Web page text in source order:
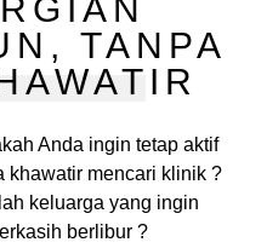
TANPA
Anda ingin tetap aktif
khawatir mencari klinik ?
keluarga yang ingin
berlibur ?